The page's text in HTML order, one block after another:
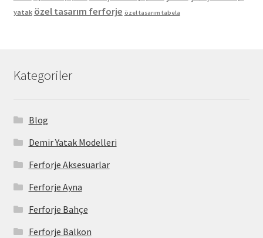
yatak özel tasarım ferforje özel tasarım tabela
Kategoriler
Blog
Demir Yatak Modelleri
Ferforje Aksesuarlar
Ferforje Ayna
Ferforje Bahçe
Ferforje Balkon